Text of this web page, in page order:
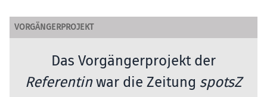
VORGÄNGERPROJEKT
Das Vorgängerprojekt der
Referentinwar die Zeitung spotsZ